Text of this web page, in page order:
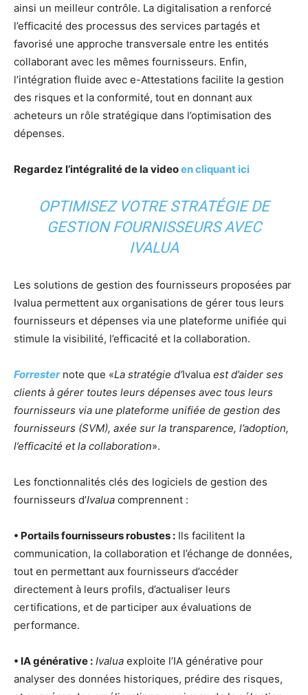
ainsi un meilleur contrôle. La digitalisation a renforcé
l’efficacité des processus des services partagés et
favorisé une approche transversale entre les entités
collaborant avec les mêmes fournisseurs. Enfin,
l’intégration fluide avec e-Attestations facilite la gestion
des risques et la conformité, tout en donnant aux
acheteurs un rôle stratégique dans l’optimisation des
dépenses.
Regardez l’intégralité de la videoen cliquant ici
OPTIMISEZ VOTRE STRATÉGIE DE
GESTION FOURNISSEURS AVEC
IVALUA
Les solutions de gestion des fournisseurs proposées par
Ivalua permettent aux organisations de gérer tous leurs
fournisseurs et dépenses via une plateforme unifiée qui
stimule la visibilité, l’efficacité et la collaboration.
Forresternote que «La stratégie d’Ivalua est d’aider ses
clients à gérer toutes leurs dépenses avec tous leurs
fournisseurs via une plateforme unifiée de gestion des
fournisseurs (SVM), axée sur la transparence, l’adoption,
l’efficacité et la collaboration».
Les fonctionnalités clés des logiciels de gestion des
fournisseurs d’Ivalua comprennent :
• Portails fournisseurs robustes : Ils facilitent la
communication, la collaboration et l’échange de données,
tout en permettant aux fournisseurs d’accéder
directement à leurs profils, d’actualiser leurs
certifications, et de participer aux évaluations de
performance.
• IA générative : Ivalua exploite l’IA générative pour
analyser des données historiques, prédire des risques,